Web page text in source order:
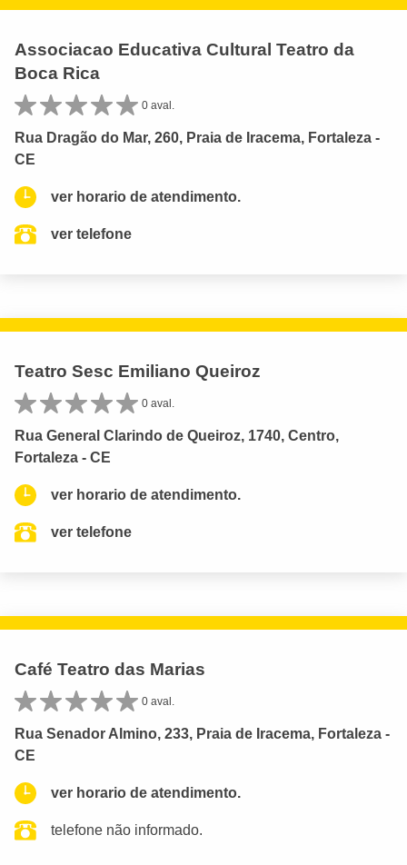
Associacao Educativa Cultural Teatro da
Boca Rica
0 aval.
Rua Dragão do Mar, 260, Praia de Iracema, Fortaleza -
CE
ver horario de atendimento.
ver telefone
Teatro Sesc Emiliano Queiroz
0 aval.
Rua General Clarindo de Queiroz, 1740, Centro,
Fortaleza - CE
ver horario de atendimento.
ver telefone
Café Teatro das Marias
0 aval.
Rua Senador Almino, 233, Praia de Iracema, Fortaleza -
CE
ver horario de atendimento.
telefone não informado.